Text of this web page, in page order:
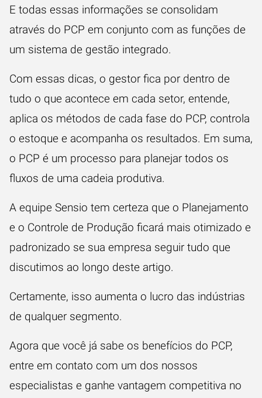
E todas essas informações se consolidam
através do PCP em conjunto com as funções de
um sistema de gestão integrado.
Com essas dicas, o gestor fica por dentro de
tudo o que acontece em cada setor, entende,
aplica os métodos de cada fase do PCP, controla
o estoque e acompanha os resultados. Em suma,
o PCP é um processo para planejar todos os
fluxos de uma cadeia produtiva.
A equipe Sensio tem certeza que o Planejamento
e o Controle de Produção ficará mais otimizado e
padronizado se sua empresa seguir tudo que
discutimos ao longo deste artigo.
Certamente, isso aumenta o lucro das indústrias
de qualquer segmento.
Agora que você já sabe os benefícios do PCP,
entre em contato com um dos nossos
especialistas e ganhe vantagem competitiva no